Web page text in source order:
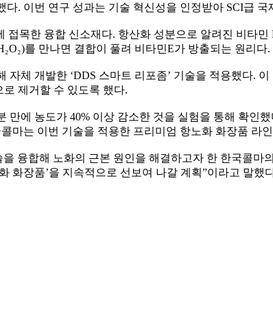
. 이번 연구 성과는 기술 혁신성을 인정받아 SCI급 국
접목한 융합 신소재다. 항산화 성분으로 알려진 비타
를 만나면 결합이 풀려 비타민E가 방출되는 원리다.
체 개발한 ‘DDS 스마트 리포좀’ 기술을 적용했다.
제거할 수 있도록 했다.
만에 농도가 40% 이상 감소한 것을 실험을 통해 확인
마는 이번 기술을 적용한 프리미엄 항노화 화장품 라
융합해 노화의 근본 원인을 해결하고자 한 한국콜
화장품’을 지속적으로 선보여 나갈 계획”이라고 말했